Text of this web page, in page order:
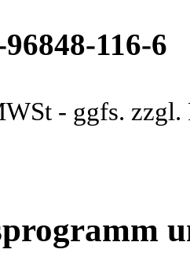
116-6
- ggfs. zzgl.